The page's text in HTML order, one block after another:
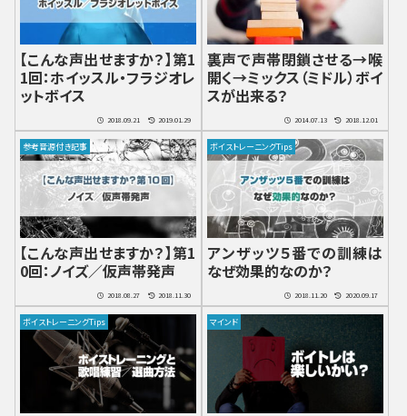
【こんな声出せますか？】第1
1回：ホイッスル・フラジオレ
ットボイス
2018.09.21 2019.01.29
裏声で声帯閉鎖させる→喉
開く→ミックス（ミドル）ボイ
スが出来る？
2014.07.13 2018.12.01
参考音源付き記事
【こんな声出せますか？】第1
0回：ノイズ／仮声帯発声
2018.08.27 2018.11.30
ボイストレーニングTips
アンザッツ５番での訓練は
なぜ効果的なのか？
2018.11.20 2020.09.17
ボイストレーニングTips マインド